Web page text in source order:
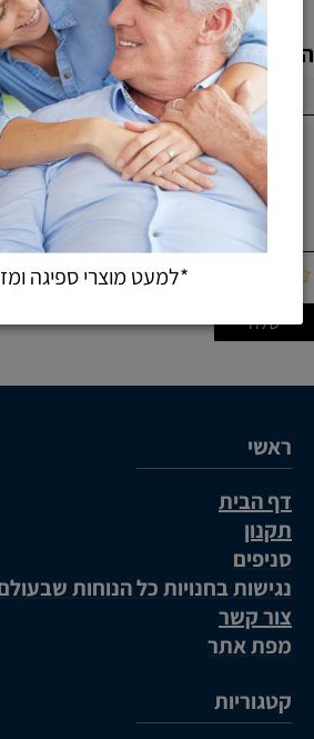
הוספת חוות דעת
ראשי
דף הבית
תקנון
סניפים
נגישות בחנויות כל הנוחות
צור קשר
מפת אתר
קטגוריות
*למעט מוצרי ספיגה